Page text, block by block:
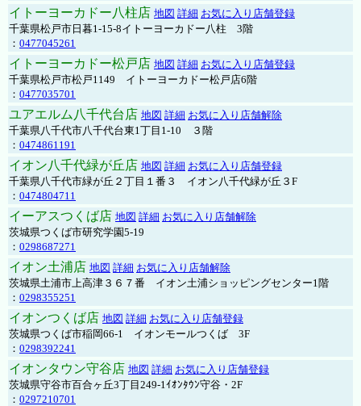
イトーヨーカドー八柱店 地図 詳細 お気に入り店舗登録
千葉県松戸市日暮1-15-8イトーヨーカドー八柱 3階
： 0477045261
イトーヨーカドー松戸店 地図 詳細 お気に入り店舗登録
千葉県松戸市松戸1149 イトーヨーカドー松戸店6階
： 0477035701
ユアエルム八千代台店 地図 詳細 お気に入り店舗解除
千葉県八千代市八千代台東1丁目1-10 ３階
： 0474861191
イオン八千代緑が丘店 地図 詳細 お気に入り店舗登録
千葉県八千代市緑が丘２丁目１番３ イオン八千代緑が丘３F
： 0474804711
イーアスつくば店 地図 詳細 お気に入り店舗解除
茨城県つくば市研究学園5-19
： 0298687271
イオン土浦店 地図 詳細 お気に入り店舗解除
茨城県土浦市上高津３６７番 イオン土浦ショッピングセンター1階
： 0298355251
イオンつくば店 地図 詳細 お気に入り店舗登録
茨城県つくば市稲岡66-1 イオンモールつくば 3F
： 0298392241
イオンタウン守谷店 地図 詳細 お気に入り店舗登録
茨城県守谷市百合ヶ丘3丁目249-1ｲｵﾝﾀｳﾝ守谷・2F
： 0297210701